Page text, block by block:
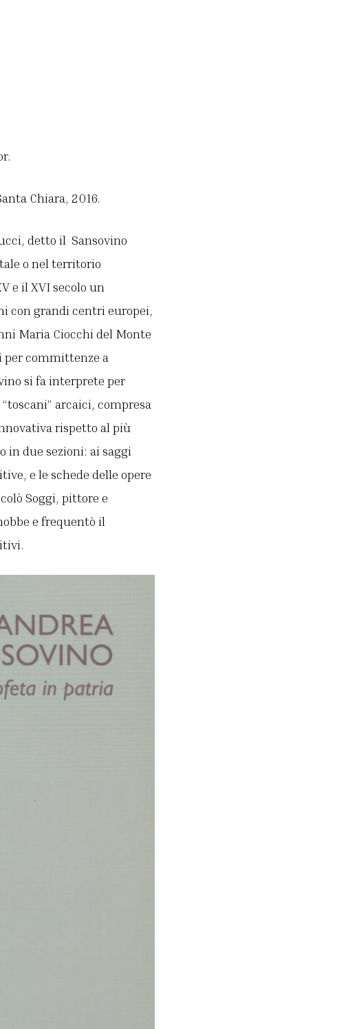
Chiara, 2016.
detto il Sansovino
o nel territorio
e il XVI secolo un
con grandi centri europei,
Maria Ciocchi del Monte
per committenze a
si fa interprete per
arcaici, compresa
rispetto al più
in due sezioni: ai saggi
e le schede delle opere
Soggi, pittore e
e frequentò il